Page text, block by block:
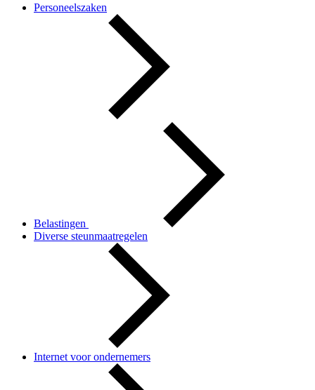
Personeelszaken
Belastingen
Diverse steunmaatregelen
Internet voor ondernemers